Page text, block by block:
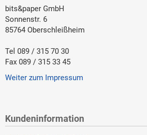
bits&paper GmbH
Sonnenstr. 6
85764 Oberschleißheim
Tel 089 / 315 70 30
Fax 089 / 315 33 45
Weiter zum Impressum
Kundeninformation